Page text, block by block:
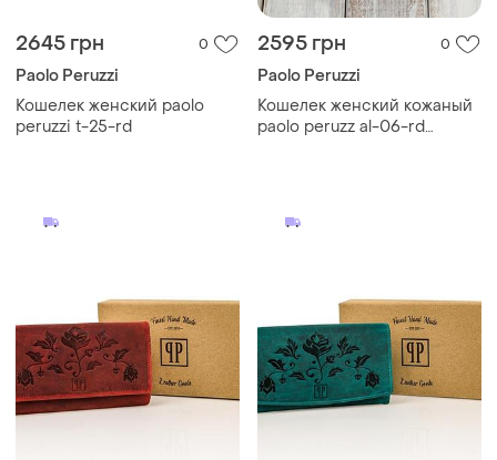
2645 грн 0
Paolo Peruzzi
Кошелек женский paolo
peruzzi t-25-rd
2595 грн 0
Paolo Peruzzi
Кошелек женский кожаный
paolo peruzz al-06-rd